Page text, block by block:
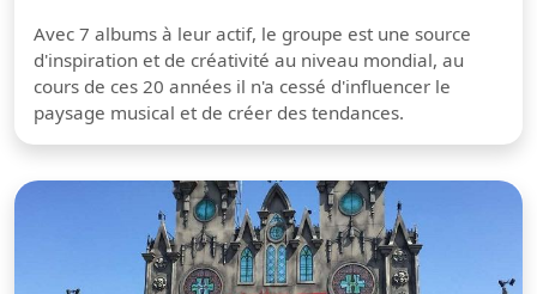
Avec 7 albums à leur actif, le groupe est une source
d'inspiration et de créativité au niveau mondial, au
cours de ces 20 années il n'a cessé d'influencer le
paysage musical et de créer des tendances.